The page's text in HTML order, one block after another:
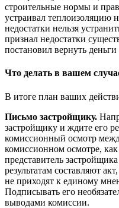
строительные нормы и
устраивал теплоизоляцию
недостатки нельзя
признал недостатки
постановил вернуть
Что делать в вашем
В итоге план ваших
Письмо застройщику.
застройщику и ждите его
комиссионный осмотр
комиссионном осмотре,
представитель
результатам составляют
не приходят к единому
Подписывать его
выводами комиссии.